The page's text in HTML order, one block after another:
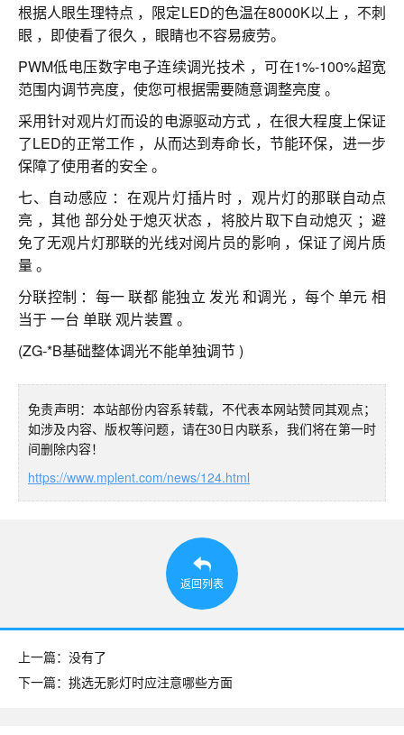
根据人眼生理特点 ，限定LED的色温在8000K以上 ，不刺
眼 ，即使看了很久 ，眼睛也不容易疲劳。
PWM低电压数字电子连续调光技术 ，可在1%-100%超宽
范围内调节亮度，使您可根据需要随意调整亮度 。
采用针对观片灯而设的电源驱动方式 ，在很大程度上保证
了LED的正常工作 ，从而达到寿命长，节能环保，进一步
保障了使用者的安全 。
七、自动感应 ：在观片灯插片时 ，观片灯的那联自动点
亮 ，其他 部分处于熄灭状态 ，将胶片取下自动熄灭 ；避
免了无观片灯那联的光线对阅片员的影响 ，保证了阅片质
量 。
分联控制 ：每一 联都 能独立 发光 和调光 ，每个 单元 相
当于 一台 单联 观片装置 。
(ZG-*B基础整体调光不能单独调节 )
免责声明：本站部份内容系转载，不代表本网站赞同其观点；
如涉及内容、版权等问题，请在30日内联系，我们将在第一时
间删除内容！
https://www.mplent.com/news/124.html
返回列表
上一篇：没有了
下一篇：挑选无影灯时应注意哪些方面